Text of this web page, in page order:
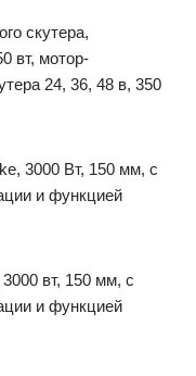
скутера,
вт, мотор-
24, 36, 48 в, 350
вт, 150 мм, с
и функцией